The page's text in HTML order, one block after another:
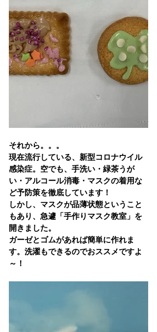
それから。。。
現在流行している、新型コロナウイル
感染症。空でも、手洗い・緑茶うが
い・アルコール消毒・マスクの着用な
ど予防策を徹底しています！
しかし、マスクが品薄状態ということ
もあり、急遽「手作りマスク教室」を
開きました。
ガーゼとゴムがあれば簡単に作れま
す。洗濯もできるのでおススメですよ
～！